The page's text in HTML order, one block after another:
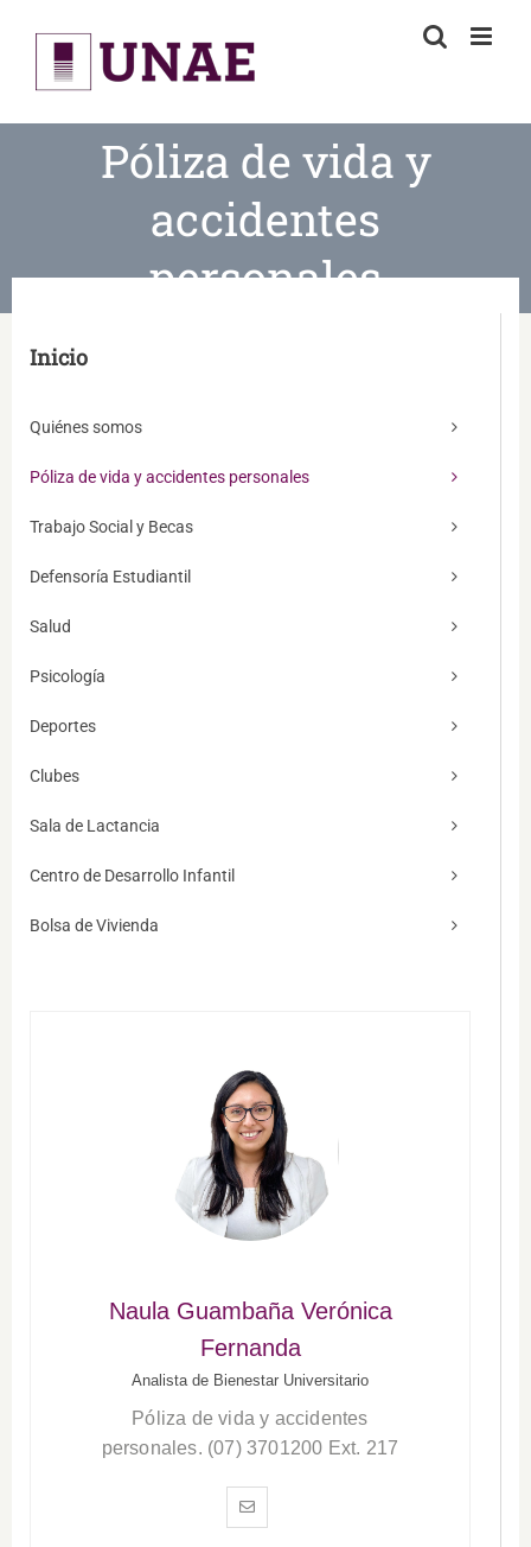
content
Póliza de vida y
accidentes
personales
Inicio
Quiénes somos
Póliza de vida y accidentes personales
Trabajo Social y Becas
Defensoría Estudiantil
Salud
Psicología
Deportes
Clubes
Sala de Lactancia
Centro de Desarrollo Infantil
Bolsa de Vivienda
Naula Guambaña Verónica
Fernanda
Analista de Bienestar Universitario
Póliza de vida y accidentes
personales. (07) 3701200 Ext. 217